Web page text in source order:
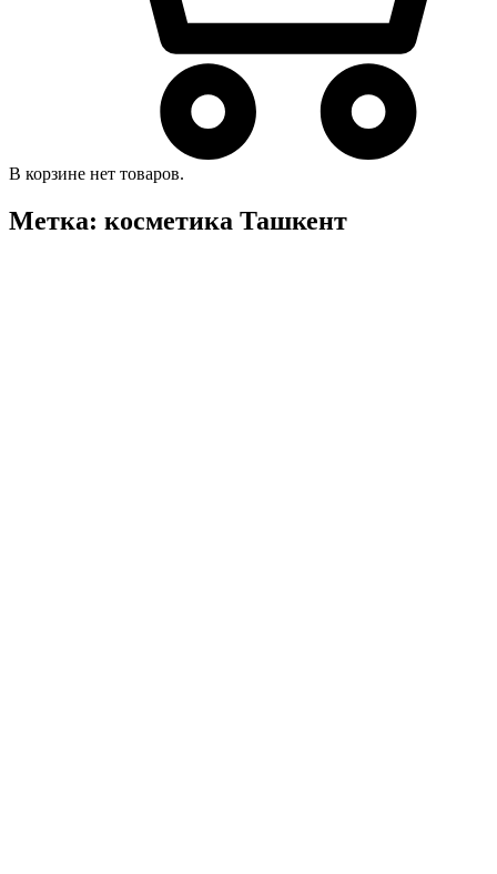
В корзине нет товаров.
Метка: косметика Ташкент